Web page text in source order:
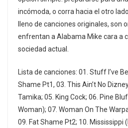
incómoda, o corra hacia el otro
lleno de canciones originales, son
enfrentan a Alabama Mike cara a
sociedad actual.
Lista de canciones: 01. Stuff I’ve
Shame Pt1, 03. This Ain’t No
Tamika; 05. King Cock; 06. Pine
Woman); 07. Woman On The
09. Fat Shame Pt2; 10. Mississippi